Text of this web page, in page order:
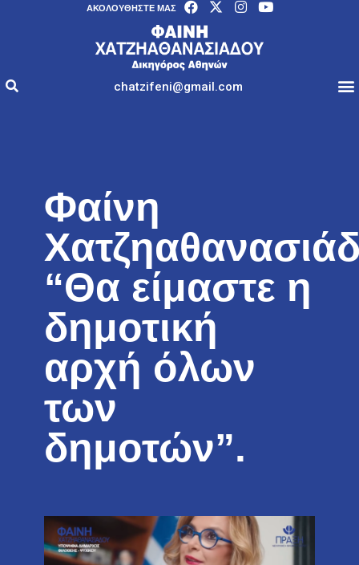
AΚΟΛΟΥΘΉΣΤΕ ΜΑΣ
chatzifeni@gmail.com
Φαίνη
“Θα είμαστε η
δημοτική
αρχή όλων
των
δημοτών”.